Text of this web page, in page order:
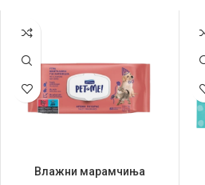
Влажни марамчиња